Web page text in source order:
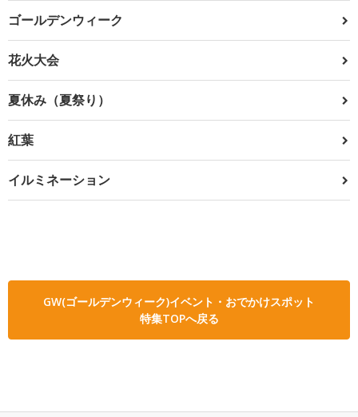
ゴールデンウィーク
花火大会
夏休み（夏祭り）
紅葉
イルミネーション
GW(ゴールデンウィーク)イベント・おでかけスポット
特集TOPへ戻る